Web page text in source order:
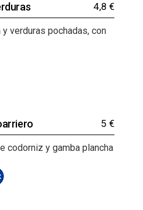
4,8 €
verduras pochadas, con
5 €
codorniz y gamba plancha